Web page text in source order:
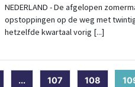
NEDERLAND - De afgelopen
opstoppingen op de weg met
hetzelfde kwartaal vorig [...]
... 107 108